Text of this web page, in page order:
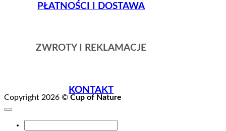
PŁATNOŚCI I DOSTAWA
ZWROTY I REKLAMACJE
KONTAKT
Copyright 2026 © Cup of Nature